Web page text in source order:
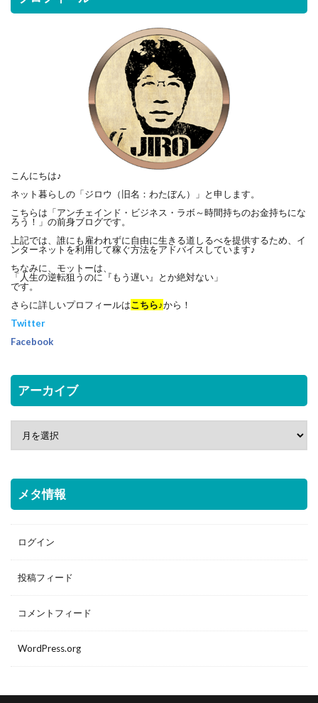
こんにちは♪
ネット暮らしの「ジロウ（旧名：わたぼん）」と申します。
こちらは「アンチェインド・ビジネス・ラボ～時間持ちのお金持ちにな
ろう！」の前身ブログです。
上記では、誰にも雇われずに自由に生きる道しるべを提供するため、イ
ンターネットを利用して稼ぐ方法をアドバイスしています♪
ちなみに、モットーは、
「人生の逆転狙うのに『もう遅い』とか絶対ない」
です。
さらに詳しいプロフィールはこちら♪から！
Twitter
Facebook
アーカイブ
メタ情報
ログイン
投稿フィード
コメントフィード
WordPress.org